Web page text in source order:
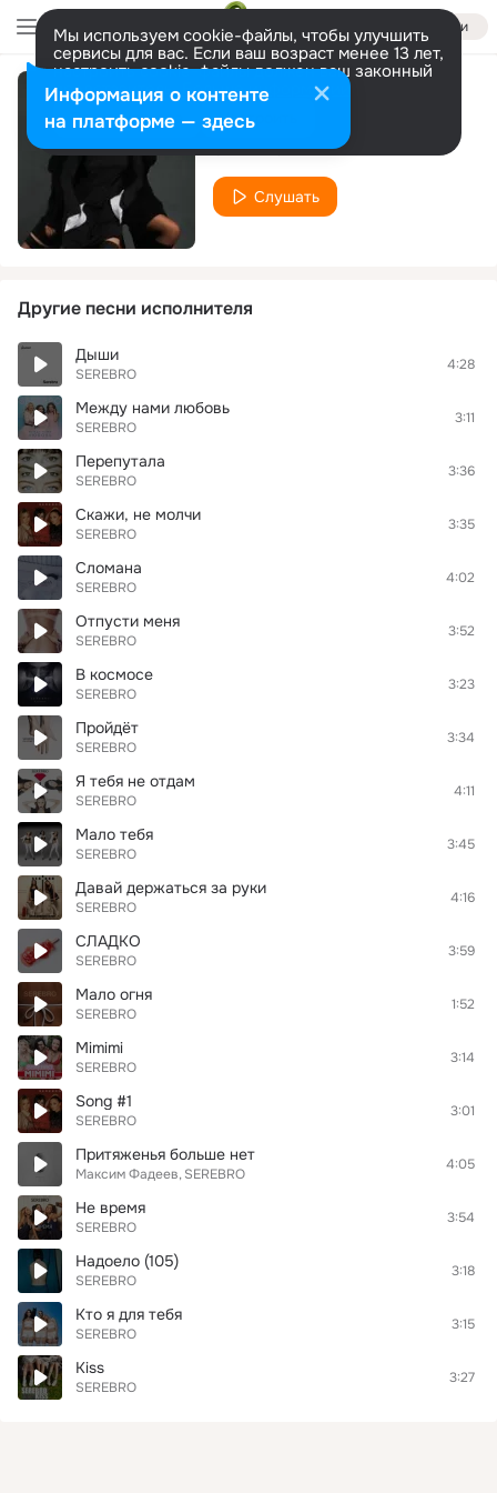
Войти
Мы используем cookie-файлы, чтобы улучшить
сервисы для вас. Если ваш возраст менее 13 лет,
настроить cookie-файлы должен ваш законный
представитель. Больше информации
Разрешить все Настроить
Мама Люба
SEREBRO
Слушать
Другие песни исполнителя
Дыши
SEREBRO
4:28
Между нами любовь
SEREBRO
3:11
Перепутала
SEREBRO
3:36
Скажи, не молчи
SEREBRO
3:35
Сломана
SEREBRO
4:02
Отпусти меня
SEREBRO
3:52
В космосе
SEREBRO
3:23
Пройдёт
SEREBRO
3:34
Я тебя не отдам
SEREBRO
4:11
Мало тебя
SEREBRO
3:45
Давай держаться за руки
SEREBRO
4:16
СЛАДКО
SEREBRO
3:59
Мало огня
SEREBRO
1:52
Mimimi
SEREBRO
3:14
Song #1
SEREBRO
3:01
Притяженья больше нет
Максим Фадеев SEREBRO
4:05
Не время
SEREBRO
3:54
Надоело (105)
SEREBRO
3:18
Кто я для тебя
SEREBRO
3:15
Kiss
SEREBRO
3:27
Информация о контенте
на платформе — здесь